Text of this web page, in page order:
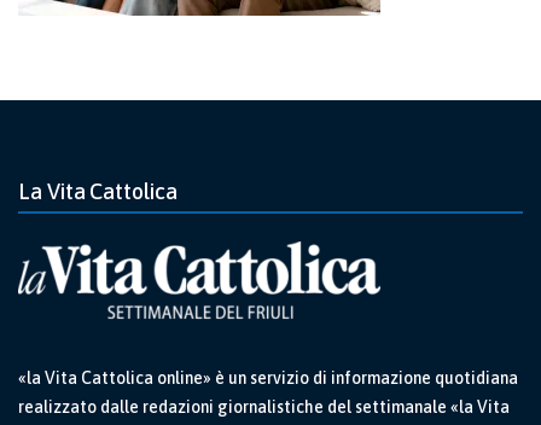
La Vita Cattolica
«la Vita Cattolica online» è un servizio di informazione quotidiana
realizzato dalle redazioni giornalistiche del settimanale «la Vita